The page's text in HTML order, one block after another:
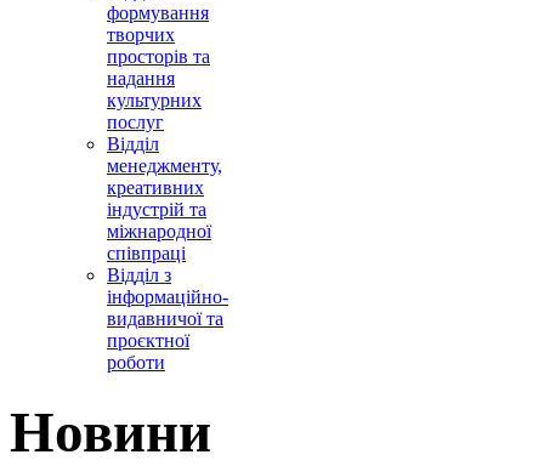
формування
творчих
просторів та
надання
культурних
послуг
Відділ
менеджменту,
креативних
індустрій та
міжнародної
співпраці
Відділ з
інформаційно-
видавничої та
проєктної
роботи
Новини